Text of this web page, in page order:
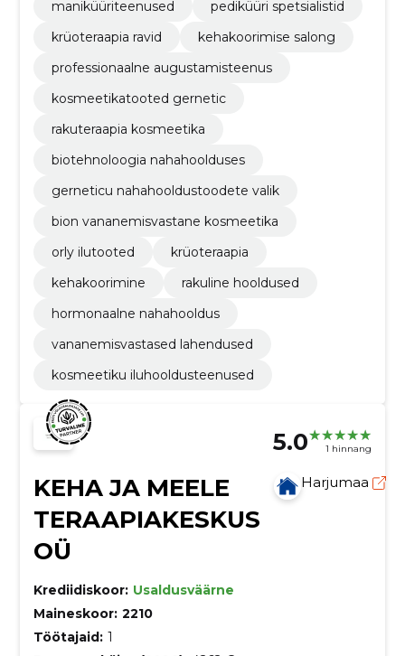
maniküüriteenused
pediküüri spetsialistid
krüoteraapia ravid
kehakoorimise salong
professionaalne augustamisteenus
kosmeetikatooted gernetic
rakuteraapia kosmeetika
biotehnoloogia nahahoolduses
gerneticu nahahooldustoodete valik
bion vananemisvastane kosmeetika
orly ilutooted
krüoteraapia
kehakoorimine
rakuline hooldused
hormonaalne nahahooldus
vananemisvastased lahendused
kosmeetiku iluhooldusteenused
5.0 1 hinnang
KEHA JA MEELE
TERAAPIAKESKUS
OÜ
Harjumaa
Krediidiskoor: Usaldusväärne
Maineskoor: 2210
Töötajaid: 1